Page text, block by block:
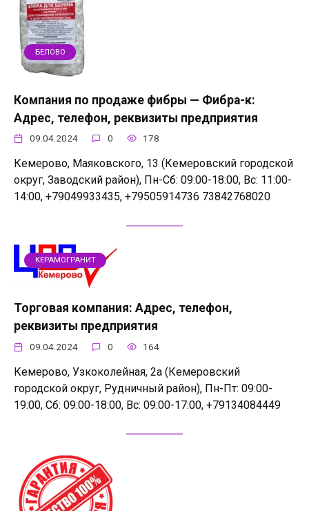
БЕЛОВО
Компания по продаже фибры — Фибра-к:
Адрес, телефон, реквизиты предприятия
09.04.2024 0 178
Кемерово, Маяковского, 13 (Кемеровский городской
округ, Заводский район), Пн-Сб: 09:00-18:00, Вс: 11:00-
14:00, +79049933435, +79505914736 73842768020
КЕРАМОГРАНИТ
Торговая компания: Адрес, телефон,
реквизиты предприятия
09.04.2024 0 164
Кемерово, Узкоколейная, 2а (Кемеровский
городской округ, Рудничный район), Пн-Пт: 09:00-
19:00, Сб: 09:00-18:00, Вс: 09:00-17:00, +79134084449